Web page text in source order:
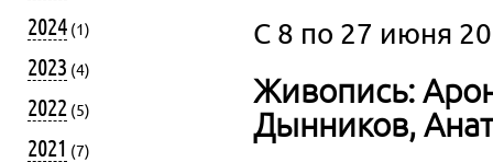
2024 (1)
2023 (4)
2022 (5)
2021 (7)
C 8 по 27 июня
Живопись:
Дынников,